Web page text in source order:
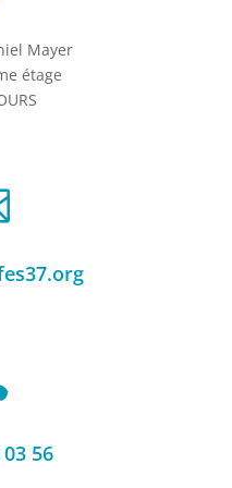
Mayer
étage
56